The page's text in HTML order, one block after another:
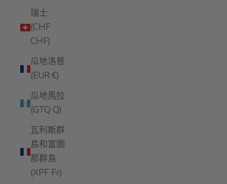
瑞士
(CHF
CHF)
瓜地洛普
(EUR €)
瓜地馬拉
(GTQ Q)
瓦利斯群
島和富圖
那群島
(XPF Fr)